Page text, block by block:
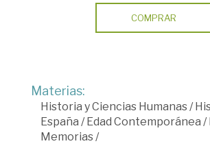
COMPRAR
Materias:
Historia y Ciencias Humanas/
España / Edad Contemporánea /
Memorias/